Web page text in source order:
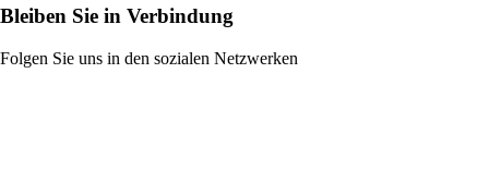
Bleiben Sie in Verbindung
Folgen Sie uns in den sozialen Netzwerken